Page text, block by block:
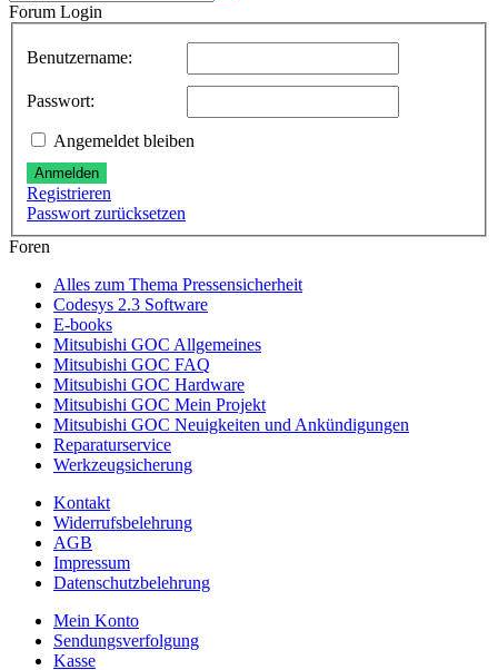
Forum Login
Benutzername:
Passwort:
Angemeldet bleiben
Anmelden
Registrieren
Passwort zurücksetzen
Foren
Alles zum Thema Pressensicherheit
Codesys 2.3 Software
E-books
Mitsubishi GOC Allgemeines
Mitsubishi GOC FAQ
Mitsubishi GOC Hardware
Mitsubishi GOC Mein Projekt
Mitsubishi GOC Neuigkeiten und Ankündigungen
Reparaturservice
Werkzeugsicherung
Kontakt
Widerrufsbelehrung
AGB
Impressum
Datenschutzbelehrung
Mein Konto
Sendungsverfolgung
Kasse